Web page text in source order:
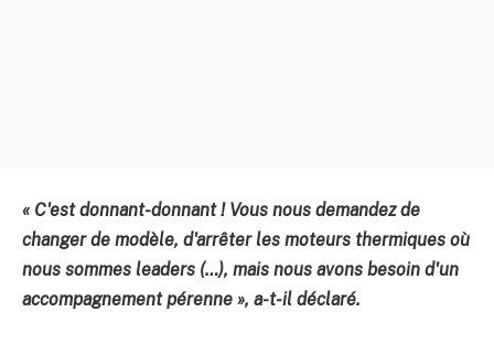
« C'est donnant-donnant ! Vous nous demandez de
changer de modèle, d'arrêter les moteurs thermiques où
nous sommes leaders (…), mais nous avons besoin d'un
accompagnement pérenne », a-t-il déclaré.